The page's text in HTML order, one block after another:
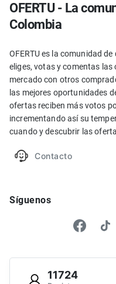
OFERTU - La
Colombia
OFERTU es la comunidad
eliges, votas y comentas las
mercado con otros
las mejores oportunidades
ofertas reciben más votos
incrementando así su
cuando y descubrir las
Contacto
Síguenos
11724